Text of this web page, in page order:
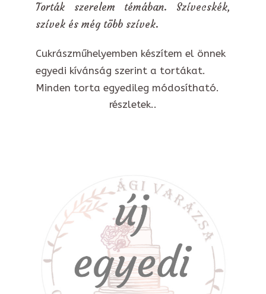
Torták szerelem témában. Szívecskék,
szívek és még több szívek.
Cukrászműhelyemben készítem el önnek
egyedi kívánság szerint a tortákat.
Minden torta egyedileg módosítható.
részletek..